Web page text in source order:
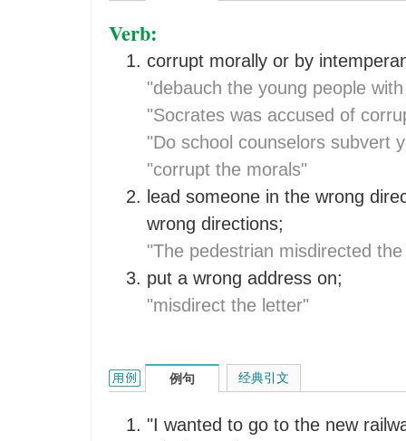
Verb:
corrupt morally or by
"debauch the young people
"Socrates was accused of
"Do school counselors subvert
"corrupt the morals"
lead someone in the wrong
wrong directions;
"The pedestrian misdirected
put a wrong address on;
"misdirect the letter"
misdirect的用法和样例：
例句
"I wanted to go to the new
经典引文